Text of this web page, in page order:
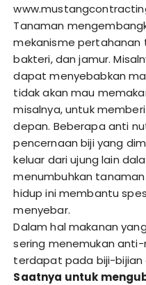
Tanaman
mekanisme pertahanan
bakteri, dan jamur.
dapat menyebabkan
tidak akan mau
misalnya, untuk
depan. Beberapa anti
pencernaan biji yang
keluar dari ujung lain
menumbuhkan
hidup ini membantu
menyebar.
Dalam hal makanan
sering menemukan
terdapat pada biji-bijian
Saatnya untuk